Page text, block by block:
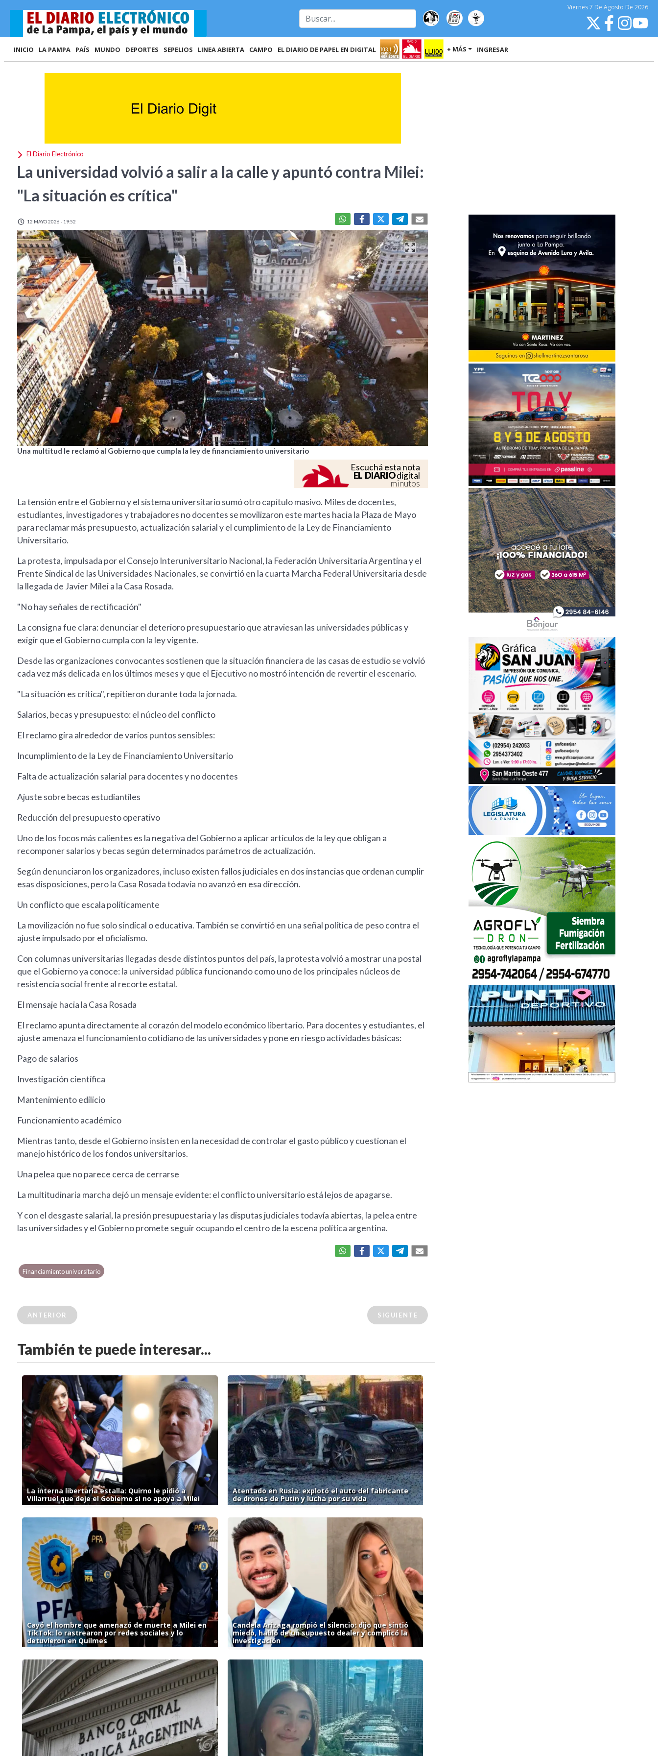
Viernes7 De Agosto De 2026
INICIO LA PAMPA PAÍS MUNDO DEPORTES SEPELIOS LINEA ABIERTA CAMPO EL DIARIO DE PAPEL EN DIGITAL + MÁS INGRESAR
El Diario Electrónico
La universidad volvió a salir a la calle y apuntó contra Milei:
"La situación es crítica"
12 MAYO 2026 - 19:52
Una multitud le reclamó al Gobierno que cumpla la ley de financiamiento universitario
Escuchá esta nota
EL DIARIOdigital
minutos
La tensión entre el Gobierno y el sistema universitario sumó otro capítulo masivo. Miles de docentes,
estudiantes, investigadores y trabajadores no docentes se movilizaron este martes hacia la Plaza de Mayo
para reclamar más presupuesto, actualización salarial y el cumplimiento de la Ley de Financiamiento
Universitario.
La protesta, impulsada por el Consejo Interuniversitario Nacional, la Federación Universitaria Argentina y el
Frente Sindical de las Universidades Nacionales, se convirtió en la cuarta Marcha Federal Universitaria desde
la llegada de Javier Milei a la Casa Rosada.
"No hay señales de rectificación"
La consigna fue clara: denunciar el deterioro presupuestario que atraviesan las universidades públicas y
exigir que el Gobierno cumpla con la ley vigente.
Desde las organizaciones convocantes sostienen que la situación financiera de las casas de estudio se volvió
cada vez más delicada en los últimos meses y que el Ejecutivo no mostró intención de revertir el escenario.
"La situación es crítica", repitieron durante toda la jornada.
Salarios, becas y presupuesto: el núcleo del conflicto
El reclamo gira alrededor de varios puntos sensibles:
Incumplimiento de la Ley de Financiamiento Universitario
Falta de actualización salarial para docentes y no docentes
Ajuste sobre becas estudiantiles
Reducción del presupuesto operativo
Uno de los focos más calientes es la negativa del Gobierno a aplicar artículos de la ley que obligan a
recomponer salarios y becas según determinados parámetros de actualización.
Según denunciaron los organizadores, incluso existen fallos judiciales en dos instancias que ordenan cumplir
esas disposiciones, pero la Casa Rosada todavía no avanzó en esa dirección.
Un conflicto que escala políticamente
La movilización no fue solo sindical o educativa. También se convirtió en una señal política de peso contra el
ajuste impulsado por el oficialismo.
Con columnas universitarias llegadas desde distintos puntos del país, la protesta volvió a mostrar una postal
que el Gobierno ya conoce: la universidad pública funcionando como uno de los principales núcleos de
resistencia social frente al recorte estatal.
El mensaje hacia la Casa Rosada
El reclamo apunta directamente al corazón del modelo económico libertario. Para docentes y estudiantes, el
ajuste amenaza el funcionamiento cotidiano de las universidades y pone en riesgo actividades básicas:
Pago de salarios
Investigación científica
Mantenimiento edilicio
Funcionamiento académico
Mientras tanto, desde el Gobierno insisten en la necesidad de controlar el gasto público y cuestionan el
manejo histórico de los fondos universitarios.
Una pelea que no parece cerca de cerrarse
La multitudinaria marcha dejó un mensaje evidente: el conflicto universitario está lejos de apagarse.
Y con el desgaste salarial, la presión presupuestaria y las disputas judiciales todavía abiertas, la pelea entre
las universidades y el Gobierno promete seguir ocupando el centro de la escena política argentina.
Financiamiento universitario
ANTERIOR SIGUIENTE
También te puede interesar...
La interna libertaria estalla: Quirno le pidió a
Villarruel que deje el Gobierno si no apoya a Milei
Atentado en Rusia: explotó el auto del fabricante
de drones de Putin y lucha por su vida
Cayó el hombre que amenazó de muerte a Milei en
TikTok: lo rastrearon por redes sociales y lo
detuvieron en Quilmes
Candela Arizaga rompió el silencio: dijo que sintió
miedo, habló de un supuesto dealer y complicó la
investigación